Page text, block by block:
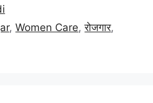
,Women Care,रोजगार,